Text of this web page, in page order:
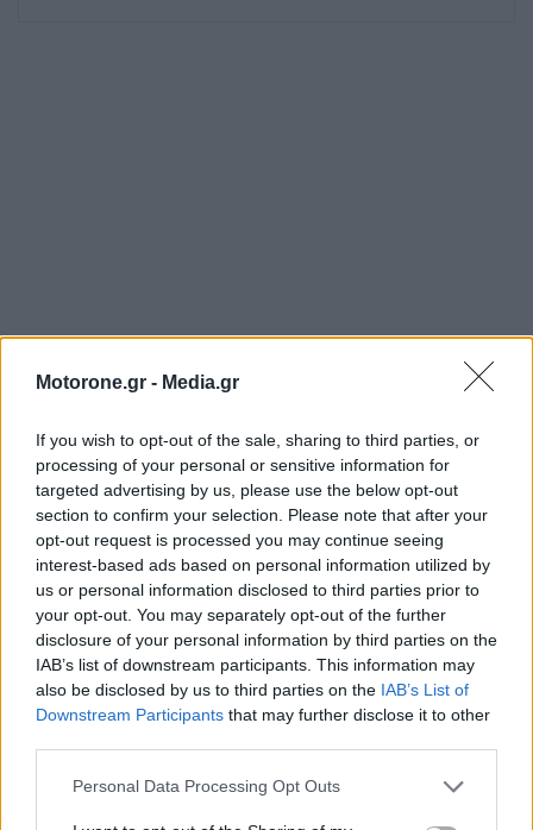
Motorone.gr - Media.gr
If you wish to opt-out of the sale, sharing to third parties, or
processing of your personal or sensitive information for
targeted advertising by us, please use the below opt-out
section to confirm your selection. Please note that after your
opt-out request is processed you may continue seeing
interest-based ads based on personal information utilized by
us or personal information disclosed to third parties prior to
your opt-out. You may separately opt-out of the further
disclosure of your personal information by third parties on the
IAB’s list of downstream participants. This information may
also be disclosed by us to third parties on the IAB’s List of
Downstream Participants that may further disclose it to other
Personal Data Processing Opt Outs
ΕΠΙΚΑΙΡΟΤΗΤΑ
Ο Alain Favey αποκλειστικά στα Auto Express /
MotorOne: «Δεν…
Bentley Torcal: Αν και ηλεκτρική, θα ακούγεται
σαν να έχει…
7.8.2026
7.8.2026